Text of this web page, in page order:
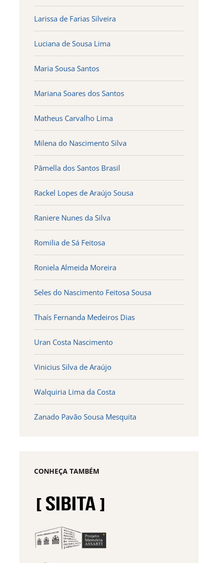
Larissa de Farias Silveira
Luciana de Sousa Lima
Maria Sousa Santos
Mariana Soares dos Santos
Matheus Carvalho Lima
Milena do Nascimento Silva
Pâmella dos Santos Brasil
Rackel Lopes de Araújo Sousa
Raniere Nunes da Silva
Romilia de Sá Feitosa
Roniela Almeida Moreira
Seles do Nascimento Feitosa Sousa
Thaís Fernanda Medeiros Dias
Uran Costa Nascimento
Vinicius Silva de Araújo
Walquiria Lima da Costa
Zanado Pavão Sousa Mesquita
CONHEÇA TAMBÉM